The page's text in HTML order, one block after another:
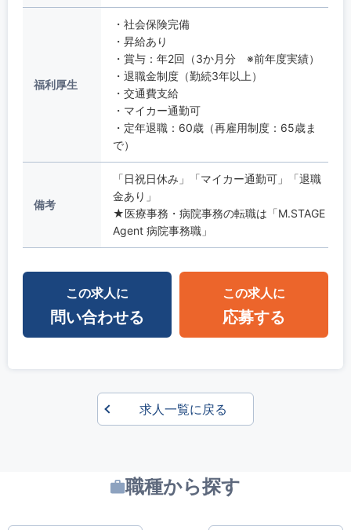
福利厚生
・社会保険完備
・昇給あり
・賞与：年2回（3か月分 ※前年度実績）
・退職金制度（勤続3年以上）
・交通費支給
・マイカー通勤可
・定年退職：60歳（再雇用制度：65歳ま
で）
備考
「日祝日休み」「マイカー通勤可」「退職
金あり」
★医療事務・病院事務の転職は「M.STAGE
Agent 病院事務職」
この求人に
問い合わせる
この求人に
応募する
求人一覧に戻る
職種から探す